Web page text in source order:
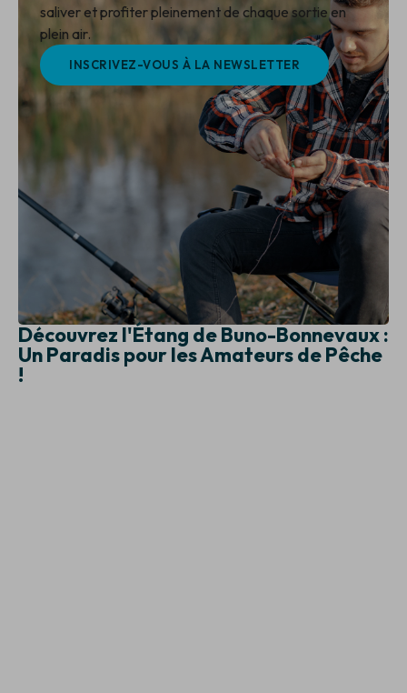
saliver et profiter pleinement de chaque sortie en
plein air.
INSCRIVEZ-VOUS À LA NEWSLETTER
Découvrez l'Étang de Buno-Bonnevaux :
Un Paradis pour les Amateurs de Pêche
!